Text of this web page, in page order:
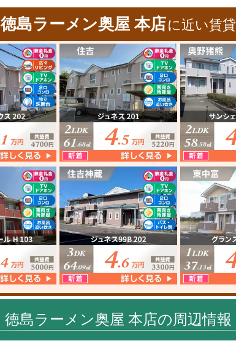
徳島ラーメン奥屋 本店に近い賃貸
徳島ラーメン奥屋 本店の周辺情報